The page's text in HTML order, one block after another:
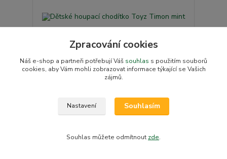
Dětské houpací chodítko Toyz Timon mint
bez DPH
do týdne v e-shopu
Zpracování cookies
Náš e-shop a partneři potřebují Váš souhlas s použitím souborů
cookies, aby Vám mohli zobrazovat informace týkající se Vašich
zájmů.
Nastavení Souhlasím
Souhlas můžete odmítnout zde.